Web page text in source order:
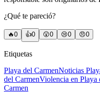
¿Qué te pareció?
🔥0 👍0 😲0 😢0 😠0
Etiquetas
Playa del CarmenNoticias
del CarmenViolencia en Playa
Carmen